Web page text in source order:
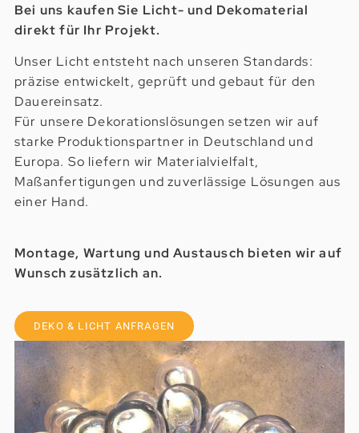
Bei uns kaufen Sie Licht- und Dekomaterial
direkt für Ihr Projekt.
Unser Licht entsteht nach unseren Standards:
präzise entwickelt, geprüft und gebaut für den
Dauereinsatz.
Für unsere Dekorationslösungen setzen wir auf
starke Produktionspartner in Deutschland und
Europa. So liefern wir Materialvielfalt,
Maßanfertigungen und zuverlässige Lösungen aus
einer Hand.
Montage, Wartung und Austausch bieten wir auf
Wunsch zusätzlich an.
DEKO & LICHT ANFRAGEN